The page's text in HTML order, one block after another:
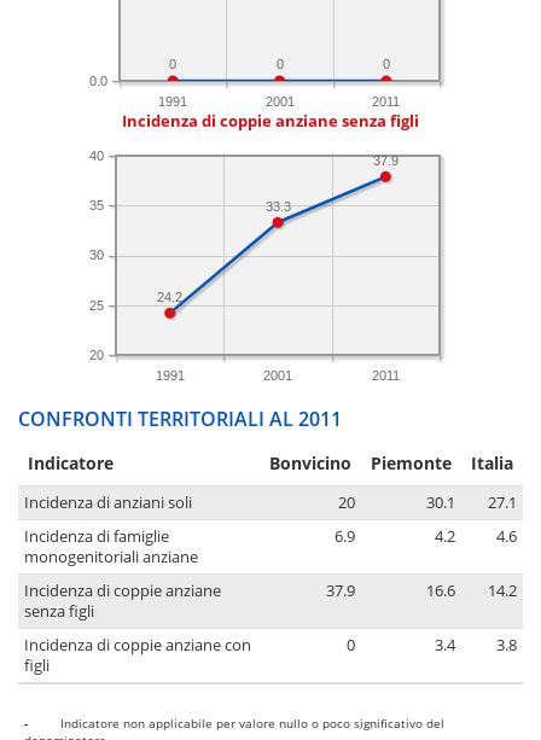
1991 2001 2011
0.0
0
0
0
Incidenza di coppie anziane senza figli
1991 2001 2011
20
25
30
35
40 37.9
33.3
24.2
CONFRONTI TERRITORIALI AL 2011
Indicatore Bonvicino Piemonte Italia
Incidenza di anziani soli 20 30.1
27.1
Incidenza di famiglie
monogenitoriali anziane
6.9 4.2 4.6
Incidenza di coppie anziane
senza figli
37.9 16.6 14.2
Incidenza di coppie anziane con
figli
0 3.4 3.8
-
Indicatore non applicabile per valore nullo o poco significativo del